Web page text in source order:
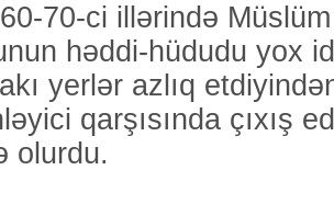
70-ci illərində
həddi-hüdudu yox
yerlər azlıq
qarşısında çıxış
olurdu.